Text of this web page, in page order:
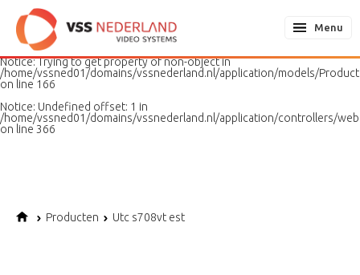
Notice: Undefined variable: page in
/home/vssned01/domains/vssnederland.nl/application/models/
on line
187
Notice: Trying to get property of non-object in
/home/vssned01/domains/vssnederland.nl/application/models/
on line 166
Notice: Undefined offset: 1 in
/home/vssned01/domains/vssnederland.nl/application/controllers/
on line 366
Menu
Producten Utc s708vt est